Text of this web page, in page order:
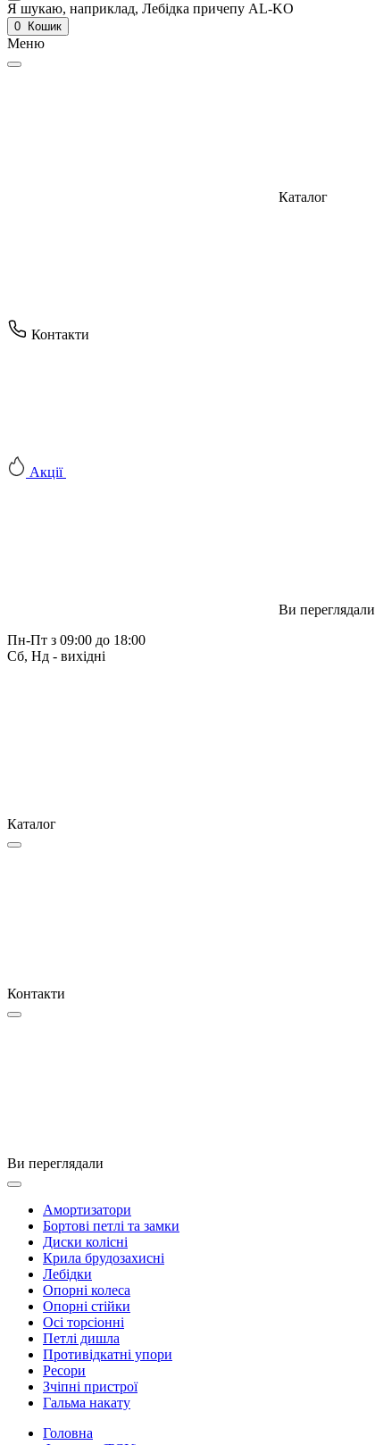
Я шукаю, наприклад, Лебідка причепу AL-KO
0 Кошик
Меню
Каталог
Контакти
Акції
Ви переглядали
Пн-Пт з 09:00 до 18:00
Сб, Нд - вихідні
Каталог
Контакти
Ви переглядали
Амортизатори
Бортові петлі та замки
Диски колісні
Крила брудозахисні
Лебідки
Опорні колеса
Опорні стійки
Осі торсіонні
Петлі дишла
Противідкатні упори
Ресори
Зчіпні пристрої
Гальма накату
Головна